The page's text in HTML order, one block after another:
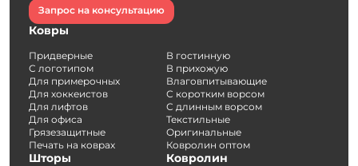
Запрос на консультацию
Ковры
Придверные
С логотипом
Для примерочных
Для хоккеистов
Для лифтов
Для офиса
Грязезащитные
Печать на коврах
В гостинную
В прихожую
Влаговпитывающие
С коротким ворсом
С длинным ворсом
Текстильные
Оригинальные
Ковролин оптом
Шторы
Ковролин